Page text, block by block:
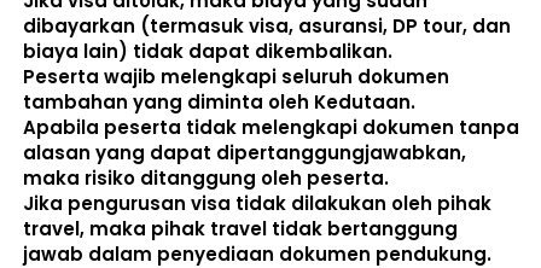
dibayarkan (termasuk visa, asuransi, DP tour, dan
biaya lain) tidak dapat dikembalikan.
Peserta wajib melengkapi seluruh dokumen
tambahan yang diminta oleh Kedutaan.
Apabila peserta tidak melengkapi dokumen tanpa
alasan yang dapat dipertanggungjawabkan,
maka risiko ditanggung oleh peserta.
Jika pengurusan visa tidak dilakukan oleh pihak
travel, maka pihak travel tidak bertanggung
jawab dalam penyediaan dokumen pendukung.